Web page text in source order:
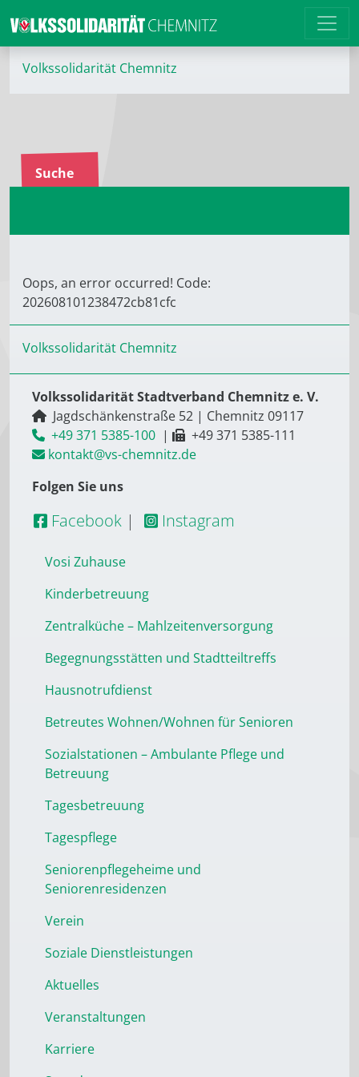
Volkssolidarität Chemnitz
Suche
Oops, an error occurred! Code:
202608101238472cb81cfc
Volkssolidarität Chemnitz
Volkssolidarität Stadtverband Chemnitz e. V.
Jagdschänkenstraße 52 | Chemnitz 09117
+49 371 5385-100 |
+49 371 5385-111
kontakt@vs-chemnitz.de
Folgen Sie uns
Facebook | Instagram
Vosi Zuhause
Kinderbetreuung
Zentralküche – Mahlzeitenversorgung
Begegnungsstätten und Stadtteiltreffs
Hausnotrufdienst
Betreutes Wohnen/Wohnen für Senioren
Sozialstationen – Ambulante Pflege und
Betreuung
Tagesbetreuung
Tagespflege
Seniorenpflegeheime und
Seniorenresidenzen
Verein
Soziale Dienstleistungen
Aktuelles
Veranstaltungen
Karriere